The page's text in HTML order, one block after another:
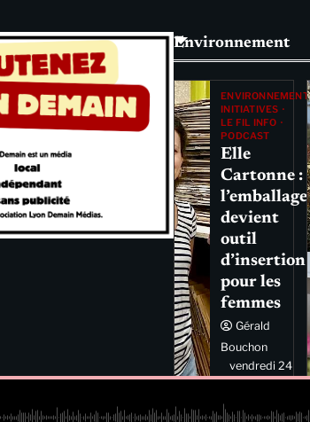
Environnement
ENVIRONNEMENT
INITIATIVES
LE FIL INFO
PODCAST
Elle
Cartonne :
l’emballage
devient
outil
d’insertion
pour les
femmes
Gérald
Bouchon
vendredi 24
juillet 2026